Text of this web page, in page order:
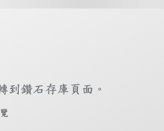
到鑽石存庫頁面。